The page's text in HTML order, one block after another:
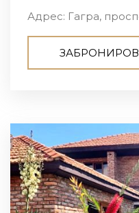
Адрес: Гагра,